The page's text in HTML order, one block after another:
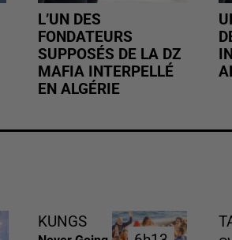
L’UN DES
FONDATEURS
SUPPOSÉS DE LA DZ
MAFIA INTERPELLÉ
EN ALGÉRIE
KUNGS